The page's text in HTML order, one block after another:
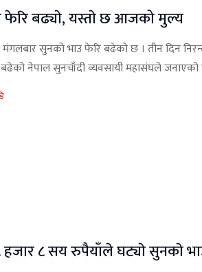
फेरि बढ्याे, यस्ताे छ आजको मुल्य
मंगलबार सुनको भाउ फेरि बढेको छ । तीन दिन
नेपाल सुनचाँदी व्यवसायी महासंघले जनाएको
हजार ८ सय रुपैयाँले घट्याे सुनकाे